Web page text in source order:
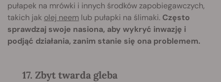
pułapek na mrówki i innych środków zapobiegawczych,
takich jak olej neem lub pułapki na ślimaki. Często
sprawdzaj swoje nasiona, aby wykryć inwazję i
podjąć działania, zanim stanie się ona problemem.
17. Zbyt twarda gleba